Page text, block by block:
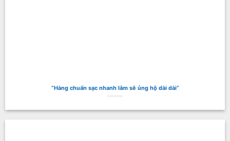
“Hàng chuẩn sạc nhanh lắm sẽ ủng hộ dài dài“